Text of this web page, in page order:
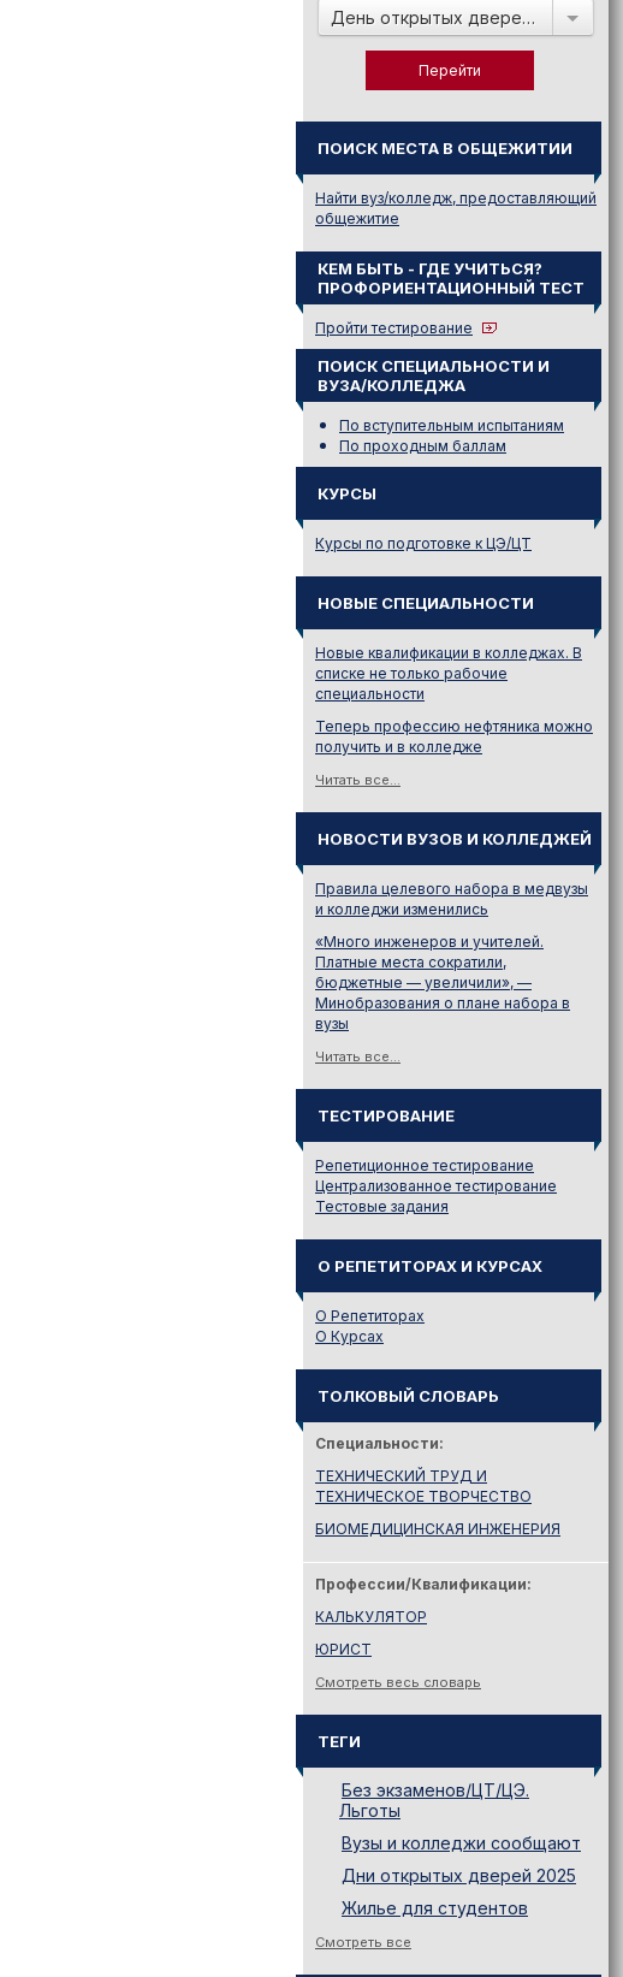
День открытых дверей в:
ПОИСК МЕСТА В ОБЩЕЖИТИИ
Найти вуз/колледж, предоставляющий
общежитие
КЕМ БЫТЬ - ГДЕ УЧИТЬСЯ?
ПРОФОРИЕНТАЦИОННЫЙ ТЕСТ
Пройти тестирование
ПОИСК СПЕЦИАЛЬНОСТИ И
ВУЗА/КОЛЛЕДЖА
По вступительным испытаниям
По проходным баллам
КУРСЫ
Курсы по подготовке к ЦЭ/ЦТ
НОВЫЕ СПЕЦИАЛЬНОСТИ
Новые квалификации в колледжах. В
списке не только рабочие
специальности
Теперь профессию нефтяника можно
получить и в колледже
Читать все...
НОВОСТИ ВУЗОВ И КОЛЛЕДЖЕЙ
Правила целевого набора в медвузы
и колледжи изменились
«Много инженеров и учителей.
Платные места сократили,
бюджетные — увеличили», —
Минобразования о плане набора в
вузы
Читать все...
ТЕСТИРОВАНИЕ
Репетиционное тестирование
Централизованное тестирование
Тестовые задания
О РЕПЕТИТОРАХ И КУРСАХ
О Репетиторах
О Курсах
ТОЛКОВЫЙ СЛОВАРЬ
Специальности:
ТЕХНИЧЕСКИЙ ТРУД И
ТЕХНИЧЕСКОЕ ТВОРЧЕСТВО
БИОМЕДИЦИНСКАЯ ИНЖЕНЕРИЯ
Профессии/Квалификации:
КАЛЬКУЛЯТОР
ЮРИСТ
Смотреть весь словарь
ТЕГИ
Без экзаменов/ЦТ/ЦЭ.
Льготы
Вузы и колледжи сообщают
Дни открытых дверей 2025
Жилье для студентов
Законодательство
Иностранному абитуриенту
Смотреть все